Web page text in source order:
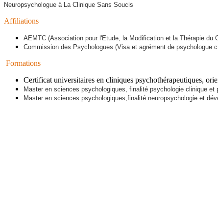
Neuropsychologue à La Clinique Sans Soucis
Affiliations
AEMTC (Association pour l'Etude, la Modification et la Thérapie du
Commission des Psychologues (Visa et agrément de psychologue
Formations
Certificat universitaires en cliniques psychothérapeutiques,
Master en sciences psychologiques, finalité psychologie clinique et
Master en sciences psychologiques, finalité neuropsychologie et